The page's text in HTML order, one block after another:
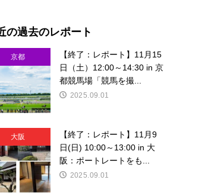
の過去のレポート
京都
【終了：レポート】11月15
日（土）12:00～14:30 in 京
都競馬場「競馬を撮...
2025.09.01
大阪
【終了：レポート】11月9
日(日) 10:00～13:00 in 大
阪：ポートレートをも...
2025.09.01